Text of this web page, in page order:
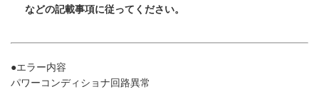
などの記載事項に従ってください。
●エラー内容
パワーコンディショナ回路異常